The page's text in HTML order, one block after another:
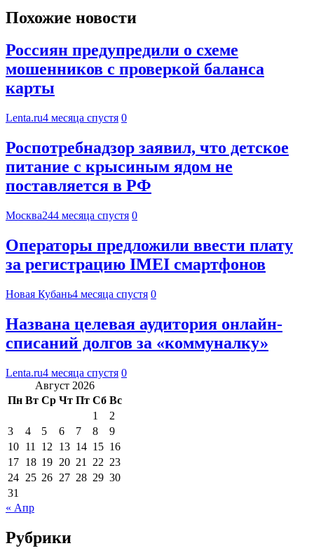
Похожие новости
Россиян предупредили о схеме
мошенников с проверкой баланса
карты
Lenta.ru4 месяца спустя 0
Роспотребнадзор заявил, что детское
питание с крысиным ядом не
поставляется в РФ
Москва244 месяца спустя 0
Операторы предложили ввести плату
за регистрацию IMEI смартфонов
Новая Кубань4 месяца спустя 0
Названа целевая аудитория онлайн-
списаний долгов за «коммуналку»
Lenta.ru4 месяца спустя 0
Август 2026
Пн Вт Ср Чт Пт Сб Вс
1
2
3
4 5 6 7 8
9
10 11 12 13 14 15 16
17 18 19 20 21 22 23
24 25 26 27 28 29 30
31
« Апр
Рубрики